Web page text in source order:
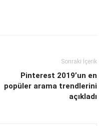
Sonraki İçerik
Pinterest 2019’un en
popüler arama trendlerini
açıkladı